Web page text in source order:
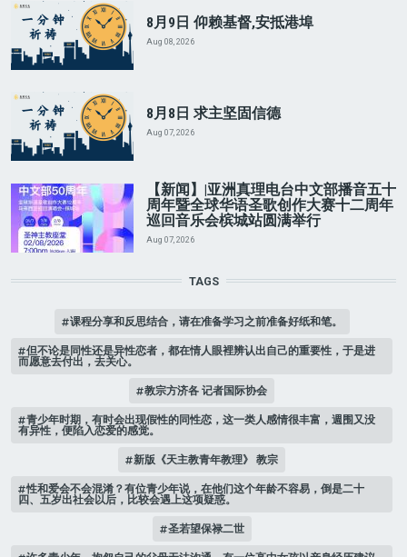
8月9日 仰赖基督,安抵港埠
Aug 08, 2026
8月8日 求主坚固信德
Aug 07, 2026
【新闻】|亚洲真理电台中文部播音五十
周年暨全球华语圣歌创作大赛十二周年
巡回音乐会槟城站圆满举行
Aug 07, 2026
TAGS
课程分享和反思结合，请在准备学习之前准备好纸和笔。
但不论是同性还是异性恋者，都在情人眼裡辨认出自己的重要性，于是进
而愿意去付出，去关心。
教宗方济各 记者国际协会
青少年时期，有时会出现假性的同性恋，这一类人感情很丰富，週围又没
有异性，便陷入恋爱的感觉。
新版《天主教青年教理》 教宗
性和爱会不会混淆？有位青少年说，在他们这个年龄不容易，倒是二十
四、五岁出社会以后，比较会遇上这项疑惑。
圣若望保禄二世